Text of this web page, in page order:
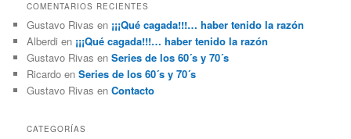
COMENTARIOS RECIENTES
Gustavo Rivas en ¡¡¡Qué cagada!!!… haber tenido la razón
Alberdi en ¡¡¡Qué cagada!!!… haber tenido la razón
Gustavo Rivas enSeries de los 60´s y 70´s
Ricardo enSeries de los 60´s y 70´s
Gustavo Rivas enContacto
CATEGORÍAS